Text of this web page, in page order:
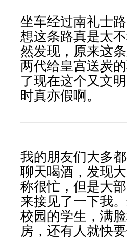
坐车经过南礼士
想这条路真是太
然发现，原来这
两代给皇宫送炭
了现在这个又文
时真亦假啊。
我的朋友们大多
聊天喝酒，发现
称很忙，但是大
来接见了一下我
校园的学生，满
房，还有人就快要